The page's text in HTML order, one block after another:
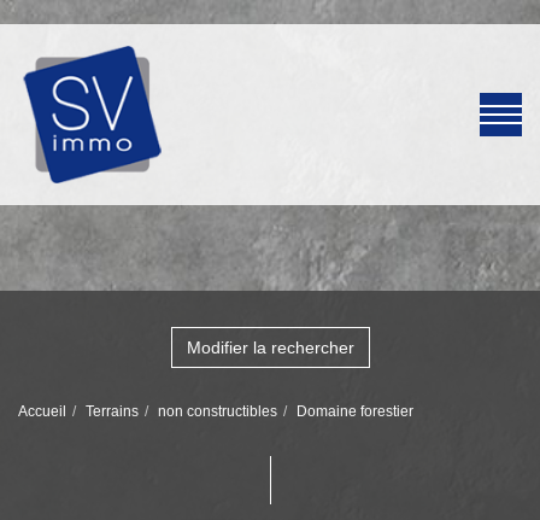
Modifier la rechercher
Accueil Terrains non constructibles Domaine forestier